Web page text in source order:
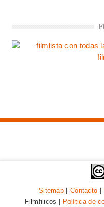
Sitemap Contacto
Filmfilicos |
Política de